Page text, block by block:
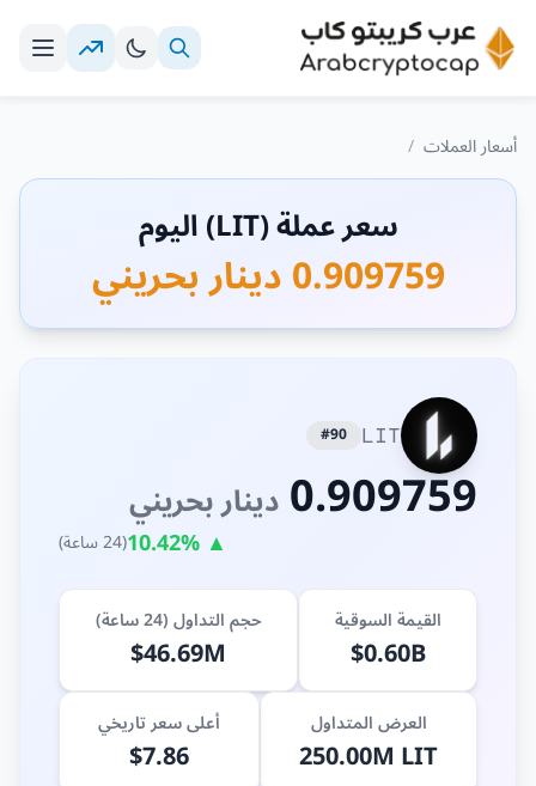
أسعار العملات /
سعر عملة (LIT) اليوم
0.909759 دينار بحريني
LIT
#90
0.909759دينار بحريني
▲ 10.42% (24 ساعة)
القيمة السوقية
$0.60B
حجم التداول (24 ساعة)
$46.69M
العرض المتداول
250.00M LIT
أعلى سعر تاريخي
$7.86